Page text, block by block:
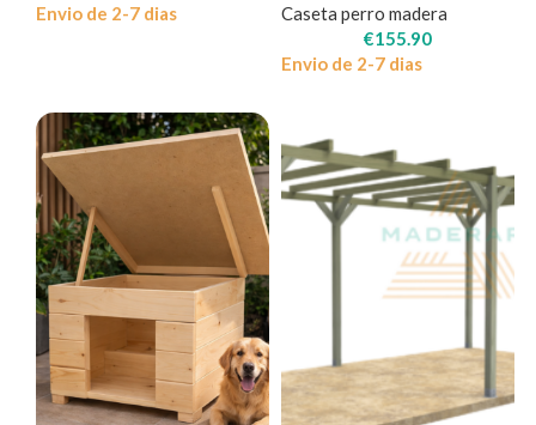
Envio de 2-7 dias
Caseta perro madera
€155.90
Envio de 2-7 dias